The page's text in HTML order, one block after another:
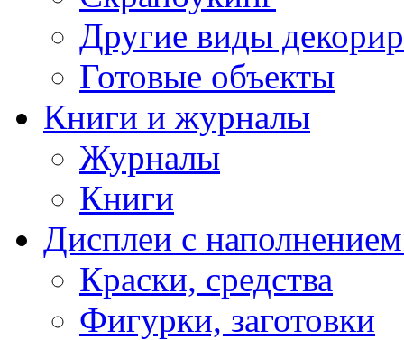
Другие виды
Готовые объекты
Книги и журналы
Журналы
Книги
Дисплеи с
Краски, средства
Фигурки, заготовки